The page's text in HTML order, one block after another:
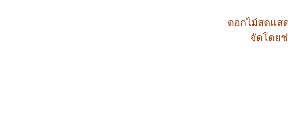
ดอกไม้สดแส
จัดโดย